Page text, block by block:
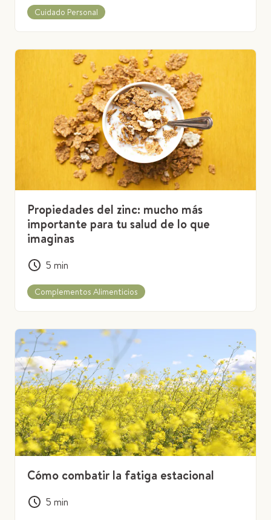
Cuidado Personal
Propiedades del zinc: mucho más
importante para tu salud de lo que
imaginas
5 min
Complementos Alimenticios
Cómo combatir la fatiga estacional
5 min